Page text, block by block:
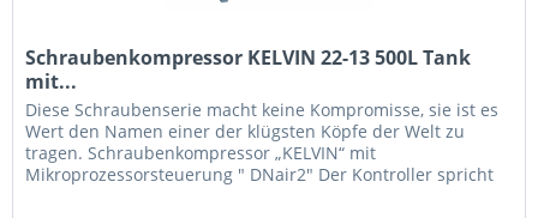
Schraubenkompressor KELVIN 22-13 500L Tank
mit...
Diese Schraubenserie macht keine Kompromisse, sie ist es
Wert den Namen einer der klügsten Köpfe der Welt zu
tragen. Schraubenkompressor „KELVIN“ mit
Mikroprozessorsteuerung " DNair2" Der Kontroller spricht